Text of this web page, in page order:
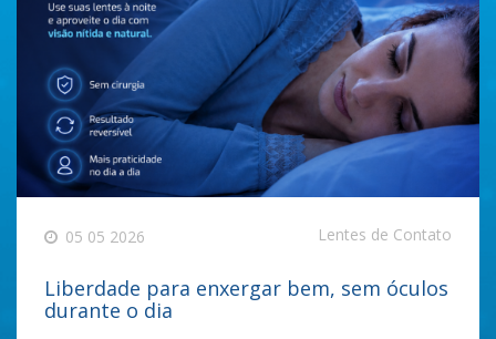
05 05 2026 Lentes de Contato
Liberdade para enxergar bem, sem óculos
durante o dia